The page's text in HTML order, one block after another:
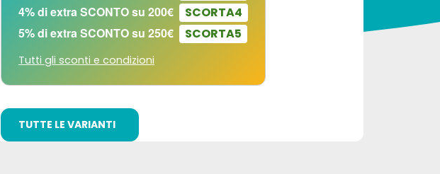
4% di extra SCONTO su 200€
SCORTA4
5% di extra SCONTO su 250€
SCORTA5
Tutti gli sconti e condizioni
TUTTE LE VARIANTI